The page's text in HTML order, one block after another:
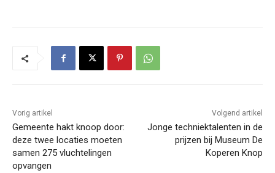
Vorig artikel
Gemeente hakt knoop door:
deze twee locaties moeten
samen 275 vluchtelingen
opvangen
Volgend artikel
Jonge techniektalenten in de
prijzen bij Museum De
Koperen Knop